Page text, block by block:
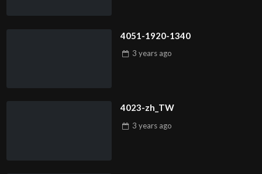
4051-1920-1340
3 years ago
4023-zh_TW
3 years ago